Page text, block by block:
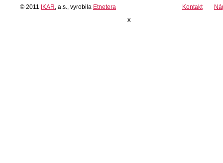
© 2011 IKAR , a.s., vyrobila Etnetera Kontakt
x